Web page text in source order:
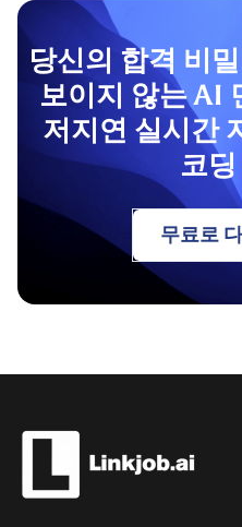
당신의 합격 비
보이지 않는 AI
저지연 실시간
코
무료로